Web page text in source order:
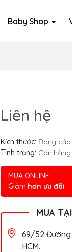
Baby Shop
Liên hệ
Kích thước: Đang
Tình trạng: Còn hàng
MUA ONLINE
Giảm hơn ưu đãi
MUA
69/52 Đường
HCM.